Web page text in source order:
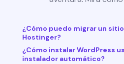
¿Cómo puedo migrar un
Hostinger?
¿Cómo instalar WordPress
instalador automático?